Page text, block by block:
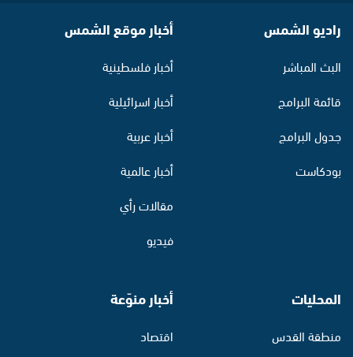
راديو الشمس
البث المباشر
قائمة البرامج
جدول البرامج
بودكاست
أخبار موقع الشمس
أخبار فلسطينية
أخبار اسرائيلية
أخبار عربية
أخبار عالمية
مقالات رأي
فيديو
المحليات
منطقة القدس
أخبار منوّعة
اقتصاد